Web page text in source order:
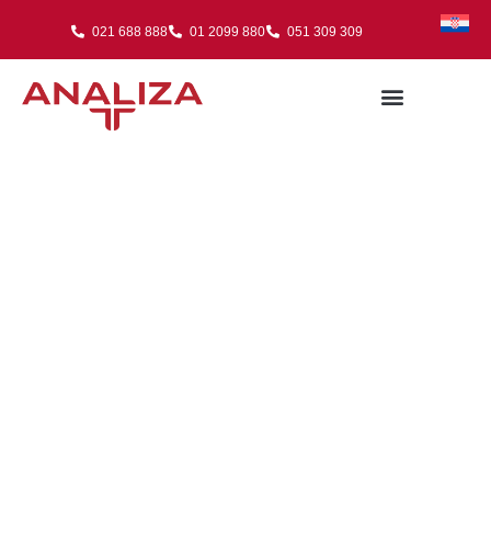
021 688 888 01 2099 880 051 309 309